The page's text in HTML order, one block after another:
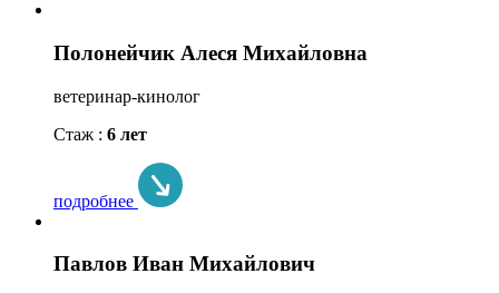
Полонейчик Алеся Михайловна
ветеринар-кинолог
Стаж : 6 лет
подробнее
Павлов Иван Михайлович